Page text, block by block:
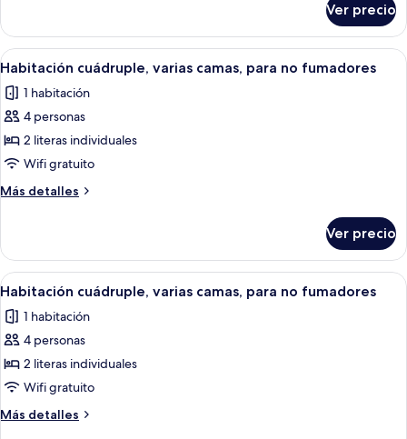
para
no
fumadores
cuádruple,
solo
para
para
no
Ver precio
Abrir
todas
las
fotos
de
Habitación
cuádruple,
varias
para
no
fumadores
Una habitación moderna de varios
2
Habitación cuádruple, varias camas, para no fumadores
1 habitación
4 personas
2 literas individuales
Wifi gratuito
Más detalles
Más
cuádruple,
varias
camas,
no
fumadores
Ver precio
Abrir
todas
las
fotos
de
Habitación
cuádruple,
varias
Habitación con literas, paredes de
2
Habitación cuádruple, varias camas, para no fumadores
1 habitación
4 personas
2 literas individuales
Wifi gratuito
Más detalles
Más